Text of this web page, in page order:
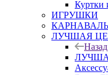
Куртки
ИГРУШКИ
ЛУЧШАЯ
Назад